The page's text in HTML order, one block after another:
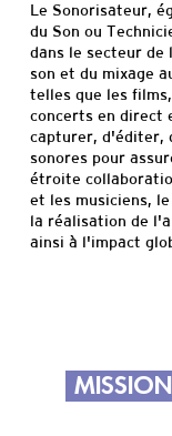
Le Sonorisateur,
du Son ou
dans le secteur de
son et du mixage
telles que les
concerts en direct
capturer, d'éditer,
sonores pour
étroite
et les musiciens,
la réalisation de
ainsi à l'impact